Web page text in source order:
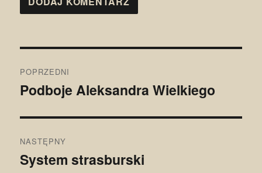
wpisu
POPRZEDNI
Poprzedni
Podboje Aleksandra Wielkiego
NASTĘPNY
Następny
System strasburski